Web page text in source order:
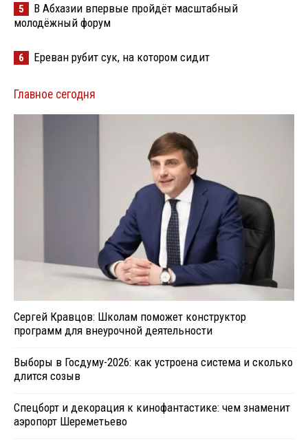
5
В Абхазии впервые пройдёт масштабный
молодёжный форум
6 Ереван рубит сук, на котором сидит
Главное сегодня
Сергей Кравцов: Школам поможет конструктор
программ для внеурочной деятельности
Выборы в Госдуму-2026: как устроена система и сколько
длится созыв
Спецборт и декорация к кинофантастике: чем знаменит
аэропорт Шереметьево